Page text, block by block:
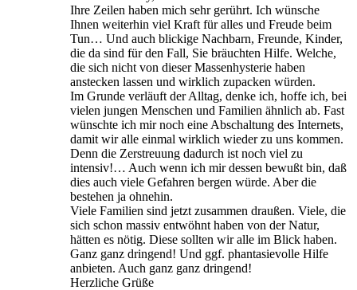
Ihre Zeilen haben mich sehr gerührt. Ich wünsche
Ihnen weiterhin viel Kraft für alles und Freude beim
Tun… Und auch blickige Nachbarn, Freunde, Kinder,
die da sind für den Fall, Sie bräuchten Hilfe. Welche,
die sich nicht von dieser Massenhysterie haben
anstecken lassen und wirklich zupacken würden.
Im Grunde verläuft der Alltag, denke ich, hoffe ich, bei
vielen jungen Menschen und Familien ähnlich ab. Fast
wünschte ich mir noch eine Abschaltung des Internets,
damit wir alle einmal wirklich wieder zu uns kommen.
Denn die Zerstreuung dadurch ist noch viel zu
intensiv!… Auch wenn ich mir dessen bewußt bin, daß
dies auch viele Gefahren bergen würde. Aber die
bestehen ja ohnehin.
Viele Familien sind jetzt zusammen draußen. Viele, die
sich schon massiv entwöhnt haben von der Natur,
hätten es nötig. Diese sollten wir alle im Blick haben.
Ganz ganz dringend! Und ggf. phantasievolle Hilfe
anbieten. Auch ganz ganz dringend!
Herzliche Grüße